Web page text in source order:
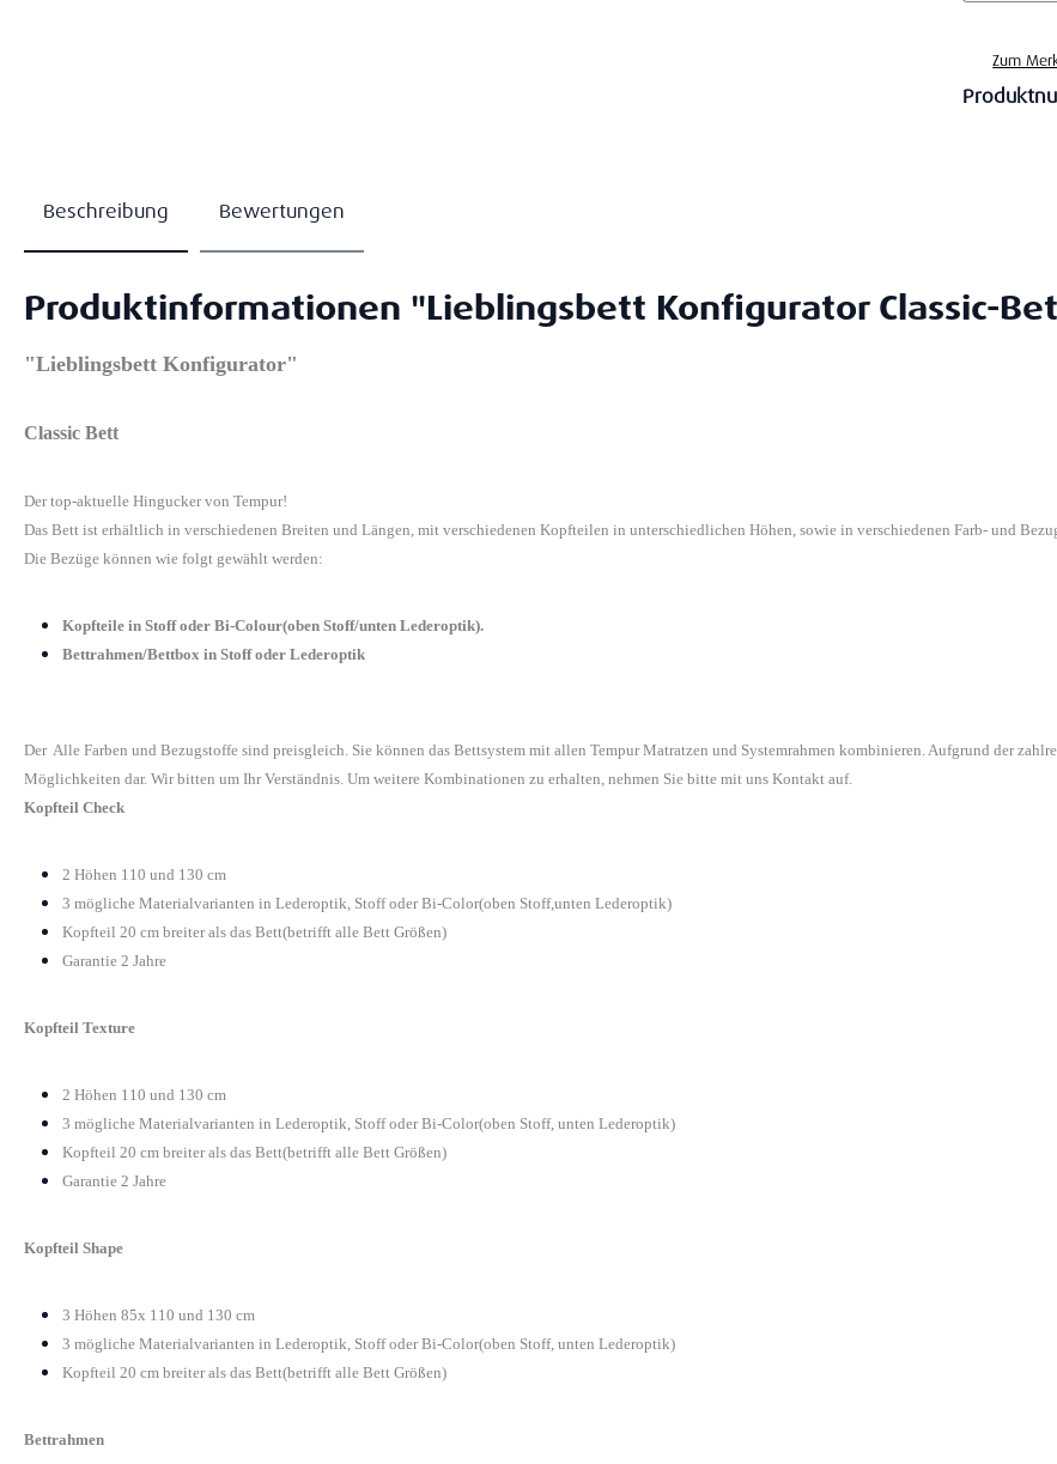
Zum
Beschreibung Bewertungen
Produktinformationen "Lieblingsbett Konfigurator Classic-
"Lieblingsbett Konfigurator"
Classic Bett
Der top-aktuelle Hingucker von Tempur!
Das Bett ist erhältlich in verschiedenen Breiten und Längen, mit verschiedenen Kopfteilen in unterschiedlichen Höhen, sowie in verschiedenen Farb- und
Die Bezüge können wie folgt gewählt werden:
Kopfteile in Stoff oder Bi-Colour(oben Stoff/unten Lederoptik).
Bettrahmen/Bettbox in Stoff oder Lederoptik
Der Alle Farben und Bezugstoffe sind preisgleich. Sie können das Bettsystem mit allen Tempur Matratzen und Systemrahmen kombinieren. Aufgrund der
Möglichkeiten dar. Wir bitten um Ihr Verständnis. Um weitere Kombinationen zu erhalten, nehmen Sie bitte mit uns Kontakt auf.
Kopfteil Check
2 Höhen 110 und 130 cm
3 mögliche Materialvarianten in Lederoptik, Stoff oder Bi-Color(oben Stoff,unten Lederoptik)
Kopfteil 20 cm breiter als das Bett(betrifft alle Bett Größen)
Garantie 2 Jahre
Kopfteil Texture
2 Höhen 110 und 130 cm
3 mögliche Materialvarianten in Lederoptik, Stoff oder Bi-Color(oben Stoff, unten Lederoptik)
Kopfteil 20 cm breiter als das Bett(betrifft alle Bett Größen)
Garantie 2 Jahre
Kopfteil Shape
3 Höhen 85x 110 und 130 cm
3 mögliche Materialvarianten in Lederoptik, Stoff oder Bi-Color(oben Stoff, unten Lederoptik)
Kopfteil 20 cm breiter als das Bett(betrifft alle Bett Größen)
Bettrahmen